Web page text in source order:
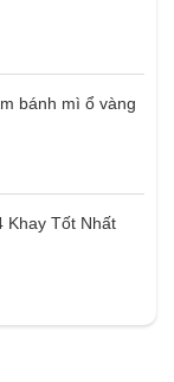
bánh mì ổ vàng
Khay Tốt Nhất